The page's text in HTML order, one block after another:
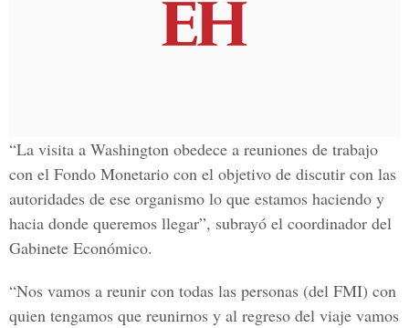
“La visita a Washington obedece a reuniones de trabajo
con el Fondo Monetario con el objetivo de discutir con las
autoridades de ese organismo lo que estamos haciendo y
hacia donde queremos llegar”, subrayó el coordinador del
Gabinete Económico.
“Nos vamos a reunir con todas las personas (del FMI) con
quien tengamos que reunirnos y al regreso del viaje vamos